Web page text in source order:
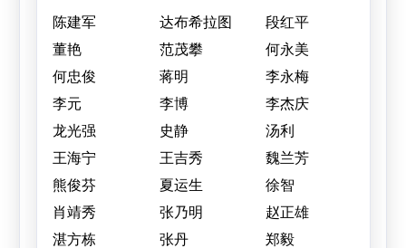
陈建军 达布希拉图
段红平
董艳
范茂攀
何永美
何忠俊
蒋明
李永梅
李元
李博
李杰庆
龙光强
史静
汤利
王海宁
王吉秀
魏兰芳
熊俊芬
夏运生
徐智
肖靖秀
张乃明
赵正雄
湛方栋
张丹
郑毅